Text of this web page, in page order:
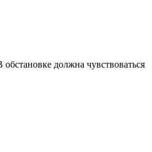
должна чувствоваться